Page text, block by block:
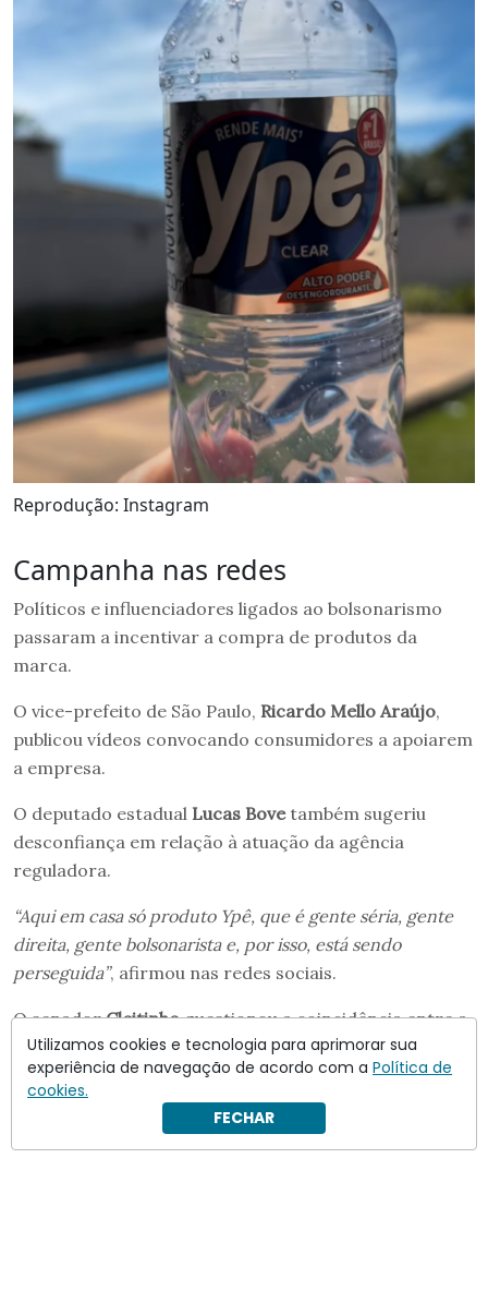
Reprodução: Instagram
Campanha nas redes
Políticos e influenciadores ligados ao bolsonarismo
passaram a incentivar a compra de produtos da
marca.
O vice-prefeito de São Paulo, Ricardo Mello Araújo,
publicou vídeos convocando consumidores a apoiarem
a empresa.
O deputado estadual Lucas Bovetambém sugeriu
desconfiança em relação à atuação da agência
reguladora.
“Aqui em casa só produto Ypê, que é gente séria, gente
direita, gente bolsonarista e, por isso, está sendo
perseguida”, afirmou nas redes sociais.
O senadorCleitinhoquestionou a coincidência entre a
suspensão dos lotes e as doações eleitorais feitas pela
família dona da empresa.
Utilizamos cookies e tecnologia para aprimorar sua
experiência de navegação de acordo com a Política de
cookies.
FECHAR